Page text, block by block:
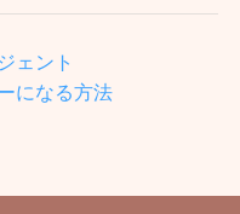
ェント
になる方法